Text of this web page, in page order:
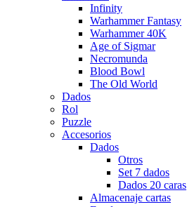
Infinity
Warhammer Fantasy
Warhammer 40K
Age of Sigmar
Necromunda
Blood Bowl
The Old World
Dados
Rol
Puzzle
Accesorios
Dados
Otros
Set 7 dados
Dados 20 caras
Almacenaje cartas